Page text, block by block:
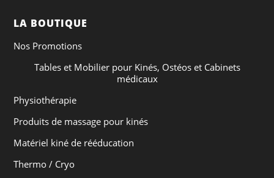
LA BOUTIQUE
Nos Promotions
Tables et Mobilier pour Kinés, Ostéos et Cabinets
médicaux
Physiothérapie
Produits de massage pour kinés
Matériel kiné de rééducation
Thermo / Cryo